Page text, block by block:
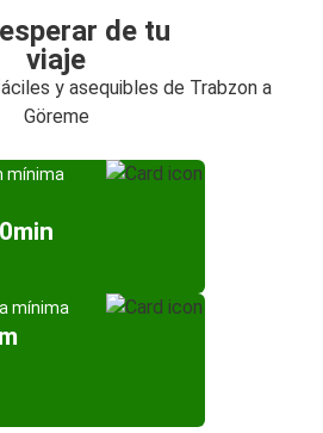
de tu
viaje
y asequibles de Trabzon a
Göreme
mínima
mínima